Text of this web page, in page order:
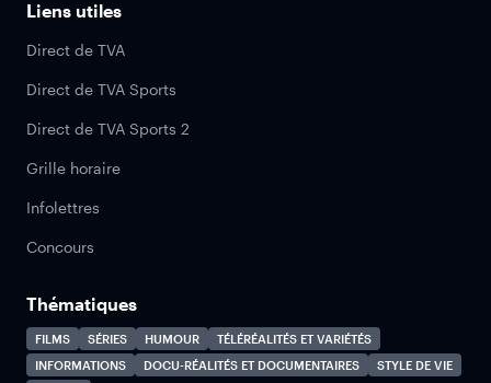
Liens utiles
Direct de TVA
Direct de TVA Sports
Direct de TVA Sports 2
Grille horaire
Infolettres
Concours
Thématiques
FILMS SÉRIES HUMOUR
TÉLÉRÉALITÉS ET VARIÉTÉS
INFORMATIONS
DOCU-RÉALITÉS ET DOCUMENTAIRES
STYLE DE VIE